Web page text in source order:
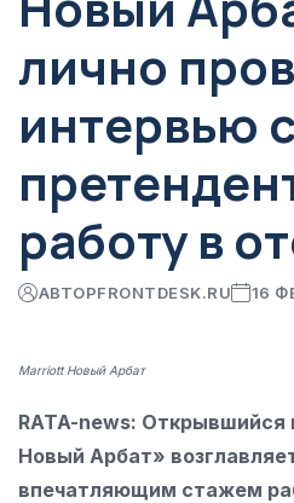
лично
интервью
работу в
АВТОРFRONTDESK.RU 16
Marriott Новый Арбат
RATA-news:
Новый Арбат»
впечатляющим стажем